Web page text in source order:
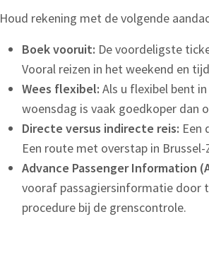
Houd rekening met de volgende
Boek vooruit: De voordeligste
Vooral reizen in het weekend en
Wees flexibel: Als u flexibel bent
woensdag is vaak goedkoper dan
Directe versus indirecte reis: Een
Een route met overstap in
Advance Passenger Information
vooraf passagiersinformatie door
procedure bij de grenscontrole.